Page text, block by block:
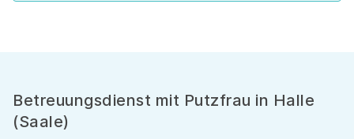
Betreuungsdienst mit Putzfrau in Halle
(Saale)